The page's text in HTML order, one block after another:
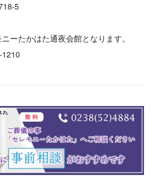
5
ーたかはた通夜会館となります。